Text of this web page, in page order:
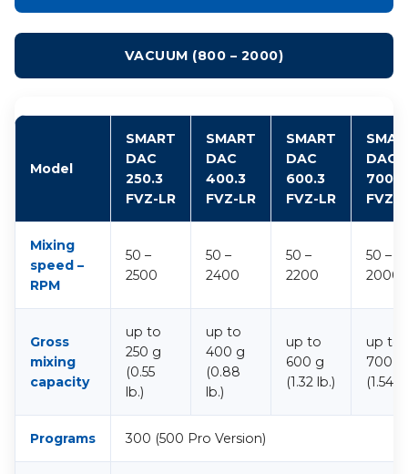
VACUUM (800 – 2000)
Model
SMART
DAC
250.3
FVZ-LR
SMART
DAC
400.3
FVZ-LR
SMART
DAC
600.3
FVZ-LR
DAC
700.3
FVZ-
Mixing
speed –
RPM
50 –
2500
50 –
2400
50 –
2200
50 –
2000
Gross
mixing
capacity
up to
250 g
(0.55
lb.)
up to
400 g
(0.88
lb.)
up to
600 g
(1.32 lb.)
up to
700 g
(1.54
Programs 300 (500 Pro Version)